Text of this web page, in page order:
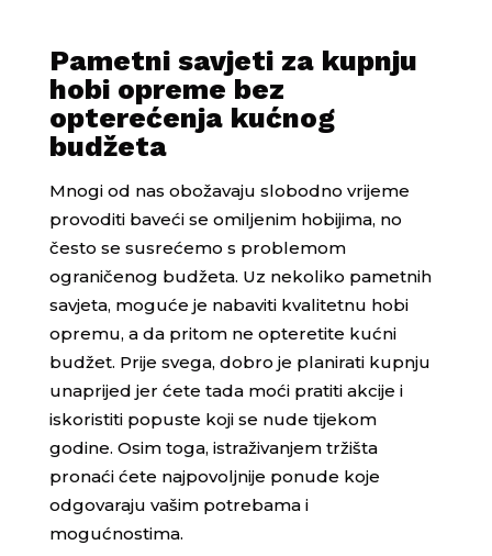
Pametni savjeti za kupnju
hobi opreme bez
opterećenja kućnog
budžeta
Mnogi od nas obožavaju slobodno vrijeme
provoditi baveći se omiljenim hobijima, no
često se susrećemo s problemom
ograničenog budžeta. Uz nekoliko pametnih
savjeta, moguće je nabaviti kvalitetnu hobi
opremu, a da pritom ne opteretite kućni
budžet. Prije svega, dobro je planirati kupnju
unaprijed jer ćete tada moći pratiti akcije i
iskoristiti popuste koji se nude tijekom
godine. Osim toga, istraživanjem tržišta
pronaći ćete najpovoljnije ponude koje
odgovaraju vašim potrebama i
mogućnostima.